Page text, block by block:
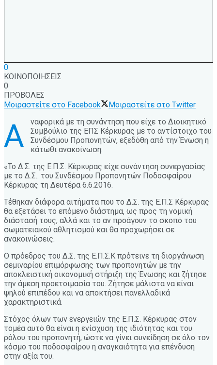
0
ΚΟΙΝΟΠΟΙΗΣΕΙΣ
0
ΠΡΟΒΟΛΕΣ
Μοιραστείτε στο Facebook
Μοιραστείτε στο Twitter
Α
ναφορικά με τη συνάντηση που είχε το Διοικητικό
Συμβούλιο της ΕΠΣ Κέρκυρας με το αντίστοιχο του
Συνδέσμου Προπονητών, εξεδόθη από την Ένωση η
κάτωθι ανακοίνωση:
«Το Δ.Σ. της Ε.Π.Σ. Κέρκυρας είχε συνάντηση συνεργασίας
με το Δ.Σ.. του Συνδέσμου Προπονητών Ποδοσφαίρου
Κέρκυρας τη Δευτέρα 6.6.2016.
Τέθηκαν διάφορα αιτήματα που το Δ.Σ. της Ε.Π.Σ Κέρκυρας
θα εξετάσει το επόμενο διάστημα, ως προς τη νομική
διάστασή τους, αλλά και το αν προάγουν το σκοπό του
σωματειακού αθλητισμού και θα προχωρήσει σε
ανακοινώσεις.
Ο πρόεδρος του Δ.Σ. της Ε.Π.Σ.Κ πρότεινε τη διοργάνωση
σεμιναρίου επιμόρφωσης των προπονητών με την
αποκλειστική οικονομική στήριξη της Ένωσης και ζήτησε
την άμεση προετοιμασία του. Ζήτησε μάλιστα να είναι
ψηλού επιπέδου και να αποκτήσει πανελλαδικά
χαρακτηριστικά.
Στόχος όλων των ενεργειών της Ε.Π.Σ. Κέρκυρας στον
τομέα αυτό θα είναι η ενίσχυση της ιδιότητας και του
ρόλου του προπονητή, ώστε να γίνει συνείδηση σε όλο τον
κόσμο του ποδοσφαίρου η αναγκαιότητα για επένδυση
στην αξία του.